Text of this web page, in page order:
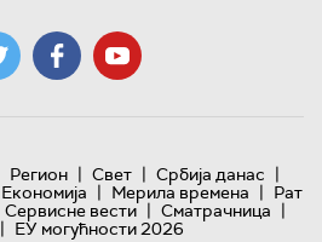
Регион | Свет | Србија данас |
Економија | Мерила времена | Рат
Сервисне вести | Сматрачница |
| ЕУ могућности 2026